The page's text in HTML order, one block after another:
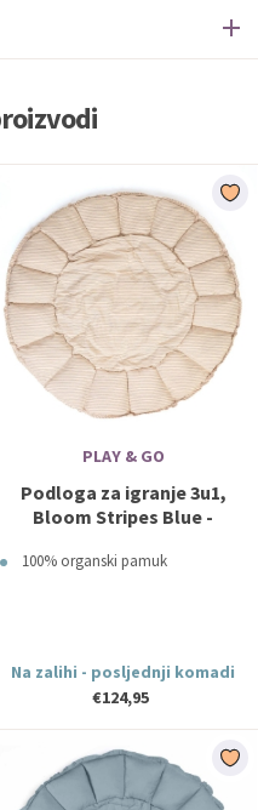
PLAY & GO
Podloga za igranje 3u1,
Bloom Stripes Blue -
100% organski pamuk
Na zalihi - posljednji komadi
€124,95